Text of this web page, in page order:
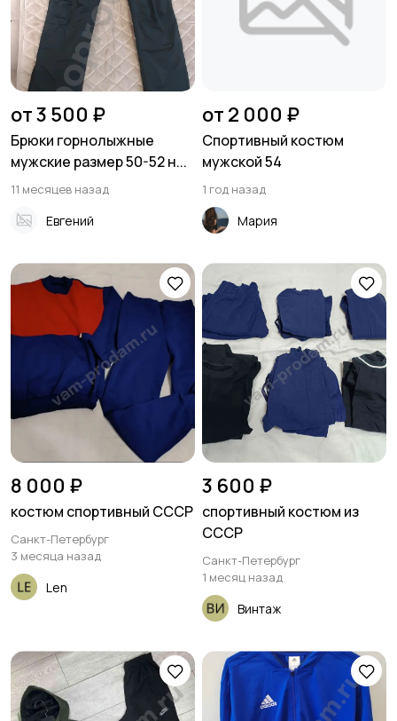
от 3 500 ₽
Брюки горнолыжные
мужские размер 50-52 н...
11 месяцев назад
Евгений
от 2 000 ₽
Спортивный костюм
мужской 54
1 год назад
Мария
8 000 ₽
костюм спортивный СССР
Санкт-Петербург
3 месяца назад
Len
3 600 ₽
спортивный костюм из
СССР
Санкт-Петербург
1 месяц назад
Винтаж